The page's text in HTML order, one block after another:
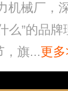
机械厂，
么”的品
，旗...更